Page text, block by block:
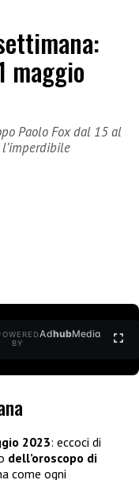
maggio
Paolo Fox dal 15 al
BY
AdhubMedia
2023: eccoci di
dell’oroscopo di
come ogni